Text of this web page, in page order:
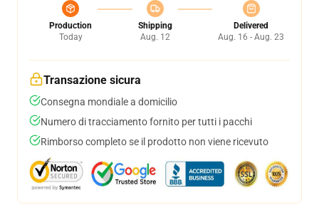
Production
Today
Shipping
Aug. 12
Delivered
Aug. 16 - Aug. 23
Transazione sicura
Consegna mondiale a domicilio
Numero di tracciamento fornito per tutti i pacchi
Rimborso completo se il prodotto non viene ricevuto